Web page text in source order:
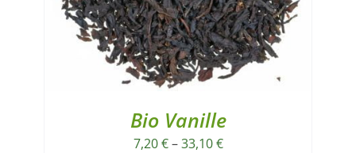
Bio Vanille
7,20€–33,10€